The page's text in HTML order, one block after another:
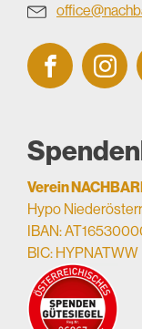
Verein
Hypo
IBAN:
BIC: HYPNATWW